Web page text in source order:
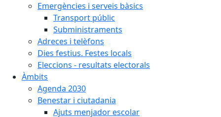
Emergències i serveis bàsics
Transport públic
Subministraments
Adreces i telèfons
Dies festius. Festes locals
Eleccions - resultats electorals
Àmbits
Agenda 2030
Benestar i ciutadania
Ajuts menjador escolar